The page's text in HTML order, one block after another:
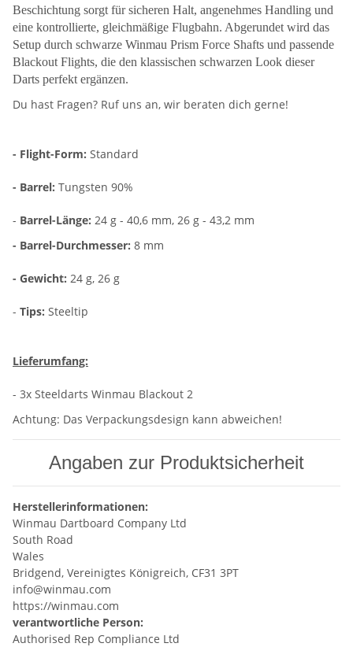
Beschichtung sorgt für sicheren Halt, angenehmes Handling und
eine kontrollierte, gleichmäßige Flugbahn. Abgerundet wird das
Setup durch schwarze Winmau Prism Force Shafts und passende
Blackout Flights, die den klassischen schwarzen Look dieser
Darts perfekt ergänzen.
Du hast Fragen? Ruf uns an, wir beraten dich gerne!
- Flight-Form: Standard
- Barrel: Tungsten 90%
- Barrel-Länge: 24 g - 40,6 mm, 26 g - 43,2 mm
- Barrel-Durchmesser: 8 mm
- Gewicht: 24 g, 26 g
- Tips: Steeltip
Lieferumfang:
- 3x Steeldarts Winmau Blackout 2
Achtung: Das Verpackungsdesign kann abweichen!
Angaben zur Produktsicherheit
Herstellerinformationen:
Winmau Dartboard Company Ltd
South Road
Wales
Bridgend, Vereinigtes Königreich, CF31 3PT
info@winmau.com
https://winmau.com
verantwortliche Person:
Authorised Rep Compliance Ltd